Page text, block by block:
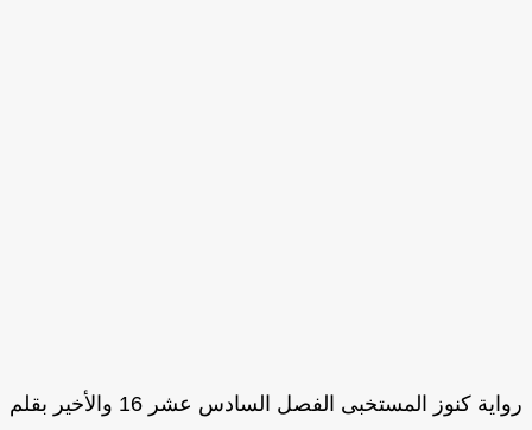
رواية كنوز المستخبى الفصل السادس عشر 16 والأخير بقلم